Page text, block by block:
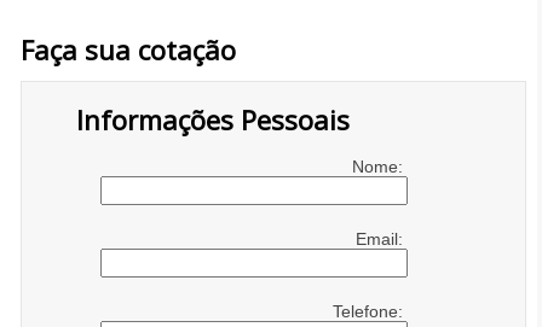
Faça sua cotação
Informações Pessoais
Nome:
Email:
Telefone: